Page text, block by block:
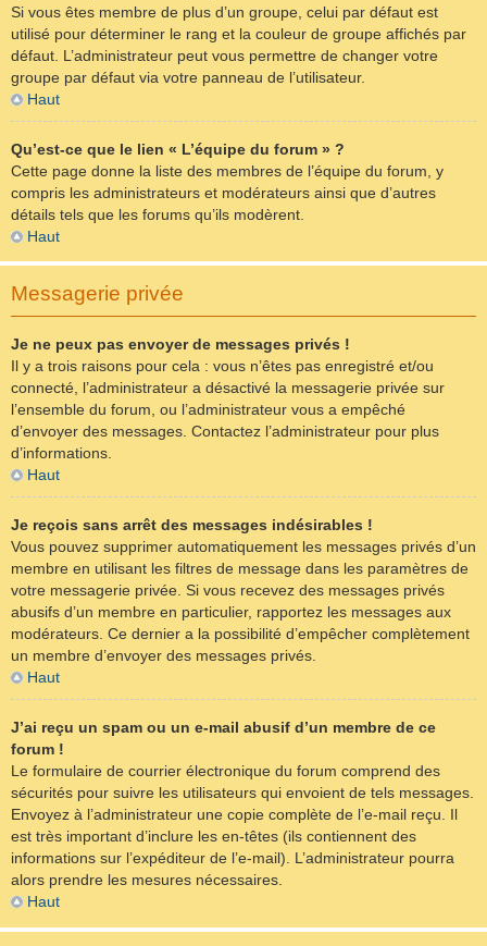
Si vous êtes membre de plus d’un groupe, celui par défaut est
utilisé pour déterminer le rang et la couleur de groupe affichés par
défaut. L’administrateur peut vous permettre de changer votre
groupe par défaut via votre panneau de l’utilisateur.
Haut
Qu’est-ce que le lien « L’équipe du forum » ?
Cette page donne la liste des membres de l’équipe du forum, y
compris les administrateurs et modérateurs ainsi que d’autres
détails tels que les forums qu’ils modèrent.
Haut
Messagerie privée
Je ne peux pas envoyer de messages privés !
Il y a trois raisons pour cela : vous n’êtes pas enregistré et/ou
connecté, l’administrateur a désactivé la messagerie privée sur
l’ensemble du forum, ou l’administrateur vous a empêché
d’envoyer des messages. Contactez l’administrateur pour plus
d’informations.
Haut
Je reçois sans arrêt des messages indésirables !
Vous pouvez supprimer automatiquement les messages privés d’un
membre en utilisant les filtres de message dans les paramètres de
votre messagerie privée. Si vous recevez des messages privés
abusifs d’un membre en particulier, rapportez les messages aux
modérateurs. Ce dernier a la possibilité d’empêcher complètement
un membre d’envoyer des messages privés.
Haut
J’ai reçu un spam ou un e-mail abusif d’un membre de ce
forum !
Le formulaire de courrier électronique du forum comprend des
sécurités pour suivre les utilisateurs qui envoient de tels messages.
Envoyez à l’administrateur une copie complète de l’e-mail reçu. Il
est très important d’inclure les en-têtes (ils contiennent des
informations sur l’expéditeur de l’e-mail). L’administrateur pourra
alors prendre les mesures nécessaires.
Haut